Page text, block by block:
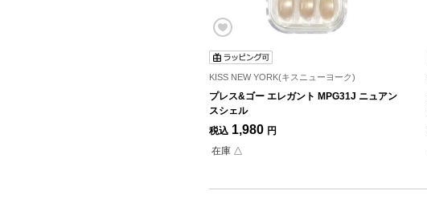
KISS NEW YORK(キスニューヨーク)
プレス&ゴー エレガント MPG31J ニュアン
スシェル
税込 1,980 円
在庫 △